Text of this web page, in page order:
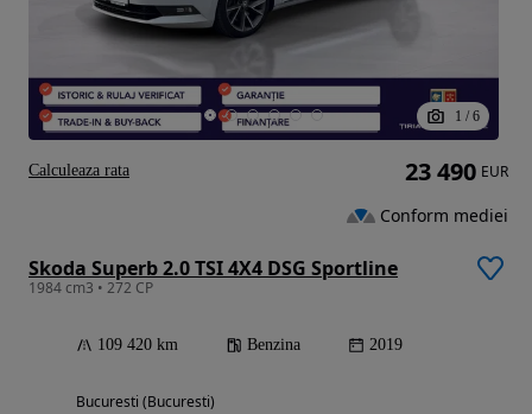
1 / 6
Skoda Superb 2.0 TSI 4X4 DSG Sportline
1984 cm3 • 272 CP
109 420 km Benzina 2019
Bucuresti (Bucuresti)
23 490 EUR
Conform mediei
Calculeaza rata